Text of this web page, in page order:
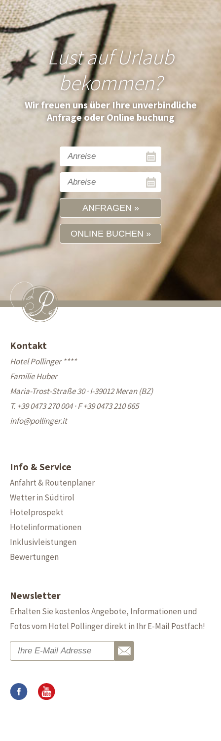
Lust auf Urlaub
bekommen?
Wir freuen uns über Ihre unverbindliche
Anfrage oder Online buchung
ANFRAGEN
ONLINE BUCHEN
Kontakt
Hotel Pollinger ****
Familie Huber
Maria-Trost-Straße 30 · I-39012 Meran (BZ)
T. +39 0473 270 004·F +39 0473 210 665
info@pollinger.it
Info & Service
Anfahrt & Routenplaner
Wetter in Südtirol
Hotelprospekt
Hotelinformationen
Inklusivleistungen
Bewertungen
Newsletter
Erhalten Sie kostenlos Angebote, Informationen und
Fotos vom Hotel Pollinger direkt in Ihr E-Mail Postfach!